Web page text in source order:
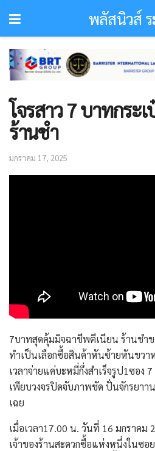
พลัสนิวส์ ร
โจรสาว 7 บาทกระ
ร้านชำ
มกราคม 17, 2025
7บาทสุดคุ้มมิจฉาชีพตีเนียน ร้านชำ
ทำเป็นเลือกซื้อสินค้าหันซ้ายหันขวาห
เวลาจ่ายแค่บะหมี่กึ่งสำเร็จรูป1ซอง
เพียบวงจรปิดจับภาพชัด ปั่นจักรยาา
เฉย
เมื่อเวลา17.00 น. วันที่ 16 มกราคม
เจ้าของร้านสะดวกซื้อแห่งหนึ่งในซอ